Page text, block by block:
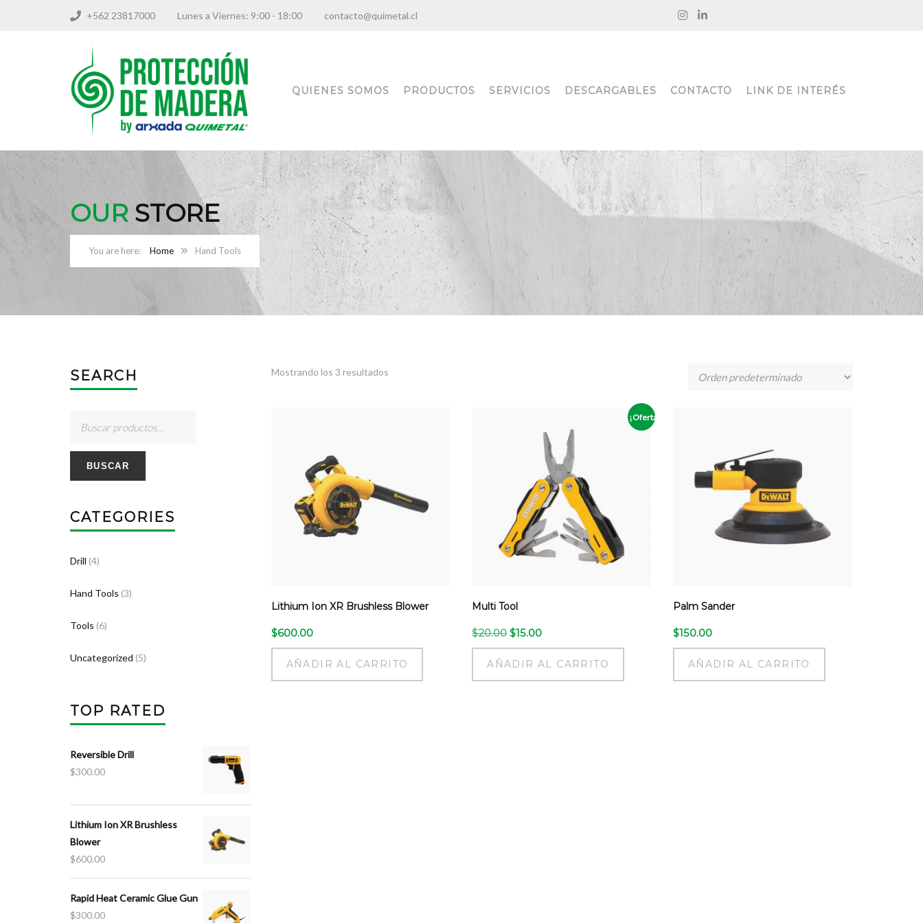
+562 23817000 Lunes a Viernes: 9:00 - 18:00 contacto@quimetal.cl
QUIENES SOMOS PRODUCTOS SERVICIOS DESCARGABLES CONTACTO LINK DE INTERÉS
OUR STORE
Home Hand Tools
SEARCH
BUSCAR
CATEGORIES
Drill (4)
Hand Tools (3)
Tools (6)
Uncategorized (5)
TOP RATED
Reversible Drill
$300.00
Lithium Ion XR Brushless
Blower
$600.00
Rapid Heat Ceramic Glue Gun
$300.00
Mostrando los 3 resultados
Lithium Ion XR Brushless Blower
$600.00
AÑADIR AL CARRITO
¡Oferta!
Multi Tool
$20.00El
precio
original
era:
$20.00.
$15.00El
precio
actual
es:
$15.00.
AÑADIR AL CARRITO
Palm Sander
$150.00
AÑADIR AL CARRITO